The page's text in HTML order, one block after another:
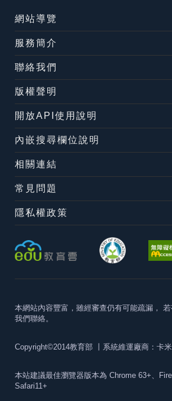
網站導覽
服務簡介
聯絡我們
版權聲明
開放API使用說明
內嵌搜尋欄位說明
相關連結
常見問題
隱私權政策
本網站內容豐富，雖經審查仍有可能疏漏，
我們聯絡。
Copyright©2014教育部 丨系統維運廠商：卡
本站建議最佳瀏覽器版本為 Chrome 63+、
Safari11+